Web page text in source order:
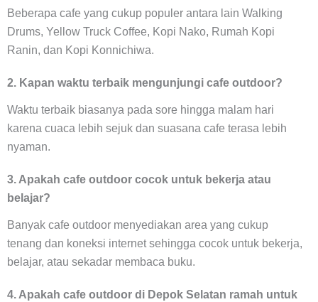
Beberapa cafe yang cukup populer antara lain Walking
Drums, Yellow Truck Coffee, Kopi Nako, Rumah Kopi
Ranin, dan Kopi Konnichiwa.
2. Kapan waktu terbaik mengunjungi cafe outdoor?
Waktu terbaik biasanya pada sore hingga malam hari
karena cuaca lebih sejuk dan suasana cafe terasa lebih
nyaman.
3. Apakah cafe outdoor cocok untuk bekerja atau
belajar?
Banyak cafe outdoor menyediakan area yang cukup
tenang dan koneksi internet sehingga cocok untuk bekerja,
belajar, atau sekadar membaca buku.
4. Apakah cafe outdoor di Depok Selatan ramah untuk